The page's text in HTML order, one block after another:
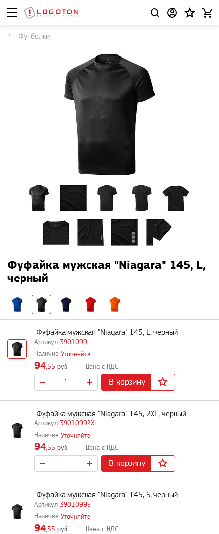
Футболки
Фуфайка мужская "Niagara" 145, L,
черный
3901099L
Фуфайка мужская "Niagara" 145, L, черный
Уточняйте
94,55 руб.
В корзину
39010992XL
Фуфайка мужская "Niagara" 145, 2XL, черный
Уточняйте
94,55 руб.
В корзину
3901099S
Фуфайка мужская "Niagara" 145, S, черный
Уточняйте
94,55 руб.